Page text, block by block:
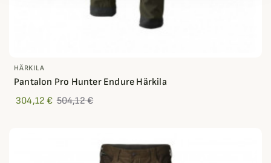
HÄRKILA
Pantalon Pro Hunter Endure Härkila
304,12 € 504,12 €